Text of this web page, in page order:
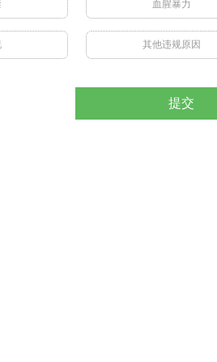
血腥暴力
其他违规原因
提交